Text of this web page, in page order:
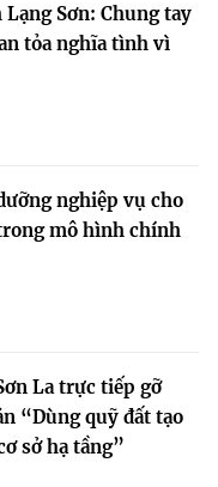
Sơn: Chung tay
tỏa nghĩa tình vì
nghiệp vụ cho
mô hình chính
La trực tiếp gỡ
“Dùng quỹ đất tạo
sở hạ tầng”